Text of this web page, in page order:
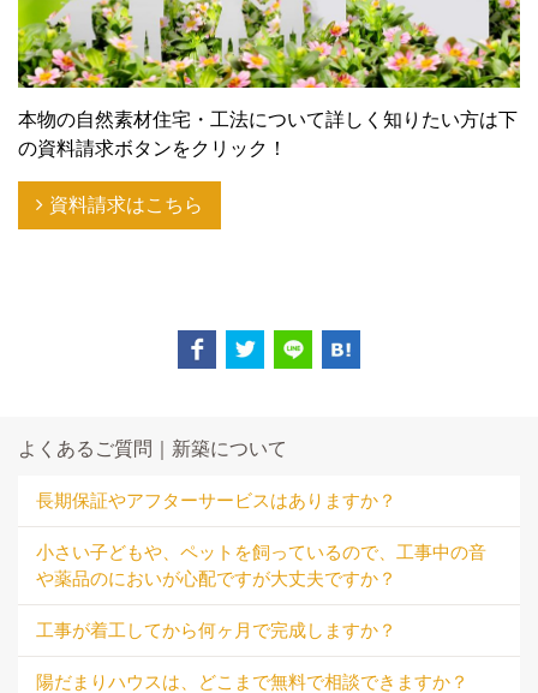
本物の自然素材住宅・工法について詳しく知りたい方は下
の資料請求ボタンをクリック！
資料請求はこちら
よくあるご質問｜新築について
長期保証やアフターサービスはありますか？
小さい子どもや、ペットを飼っているので、工事中の音
や薬品のにおいが心配ですが大丈夫ですか？
工事が着工してから何ヶ月で完成しますか？
陽だまりハウスは、どこまで無料で相談できますか？